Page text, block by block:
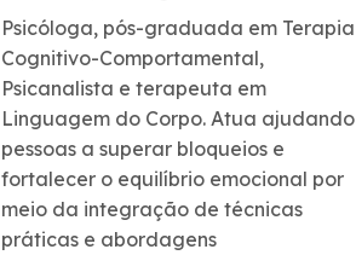
Psicóloga, pós-graduada em Terapia
Cognitivo-Comportamental,
Psicanalista e terapeuta em
Linguagem do Corpo. Atua ajudando
pessoas a superar bloqueios e
fortalecer o equilíbrio emocional por
meio da integração de técnicas
práticas e abordagens